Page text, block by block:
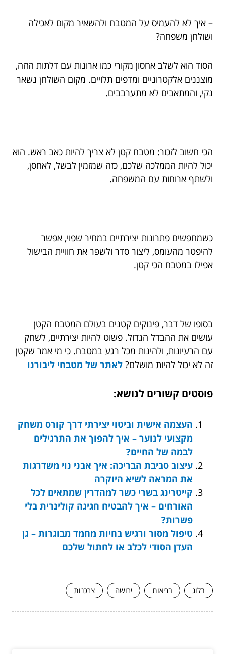
– איך לא להעמיס על המטבח ולהשאיר מקום לאכילה
ושולחן משפחה?
הסוד הוא לשלב אחסון מקורי כמו ארונות עם דלתות הזזה,
מוצננים אלקטרוניים ומדפים תלויים. מקום השולחן נשאר
נקי, והמתאבים לא מתערבבים.
הכי חשוב לזכור: מטבח קטן לא צריך להיות כאב ראש. הוא
יכול להיות הממלכה שלכם, כזה שמזמין לבשל, לאחסן,
ולשתף ארוחות עם המשפחה.
כשמחפשים פתרונות יצירתיים במחיר שפוי, אפשר
להיפטר מהעומס, ליצור סדר ולשפר את חוויית הבישול
אפילו במטבח הכי קטן.
בסופו של דבר, פינוקים קטנים בעולם המטבח הקטן
עושים את ההבדל הגדול. פשוט להיות יצירתיים, לשחק
עם הרעיונות, ולהינות מכל רגע במטבח. כי מי אמר שקטן
זה לא יכול להיות מושלם? לאתר של מטבחי ליבורנו
פוסטים קשורים לנושא:
העצמה אישית וביטוי יצירתי דרך קורס משחק
מקצועי לנוער – איך להפוך את התרגילים
לבמה של החיים?
עיצוב סביבת הבריכה: איך אבני נוי משדרגות
את המראה לשיא היוקרה
קייטרינג בשרי כשר למהדרין שמתאים לכל
האורחים – איך להבטיח חגיגה קולינרית בלי
פשרות?
טיפול מסור ורגיש בחיות מחמד מבוגרות – גן
העדן הסודי לכלב או לחתול שלכם
בלוג בריאות ירושה צרכנות